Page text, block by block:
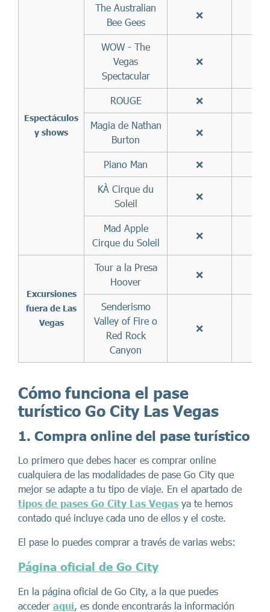
Espectáculos
y shows
The Australian
Bee Gees
❌
WOW - The
Vegas
Spectacular
❌
ROUGE ❌
Magia de Nathan
Burton
❌
Piano Man ❌
KÀ Cirque du
Soleil
❌
Mad Apple
Cirque du Soleil
❌
Excursiones
fuera de Las
Vegas
Tour a la Presa
Hoover
❌
Senderismo
Valley of Fire o
Red Rock
Canyon
❌
Cómo funciona el pase
turístico Go City Las Vegas
1. Compra online del pase turístico
Lo primero que debes hacer es comprar online
cualquiera de las modalidades de pase Go City que
mejor se adapte a tu tipo de viaje. En el apartado de
tipos de pases Go City Las Vegas ya te hemos
contado qué incluye cada uno de ellos y el coste.
El pase lo puedes comprar a través de varias webs:
Página oficial de Go City
En la página oficial de Go City, a la que puedes
acceder aquí, es donde encontrarás la información